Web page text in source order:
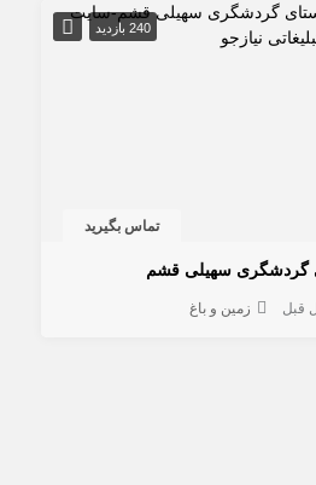
240 بازدید
تماس بگیرید
گردشگری سهیلی قشم
زمین و باغ